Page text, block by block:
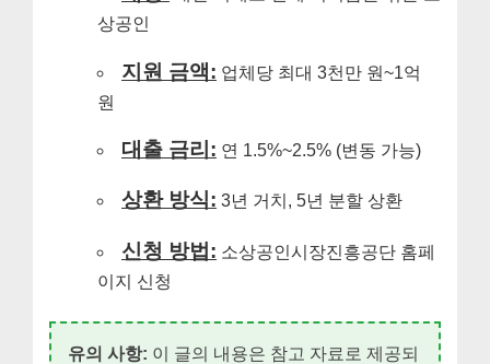
상공인
지원 금액: 업체당 최대 3천만 원~1억
원
대출 금리: 연 1.5%~2.5% (변동 가능)
상환 방식: 3년 거치, 5년 분할 상환
신청 방법: 소상공인시장진흥공단 홈페
이지 신청
유의 사항: 이 글의 내용은 참고 자료로 제공되